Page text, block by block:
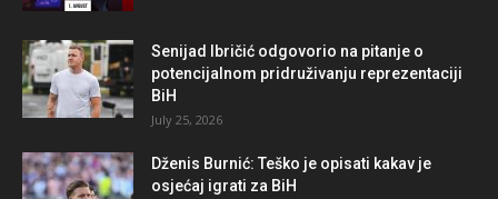
Senijad Ibričić odgovorio na pitanje o
potencijalnom pridruživanju reprezentaciji
BiH
July 25, 2026
Dženis Burnić: Teško je opisati kakav je
osjećaj igrati za BiH